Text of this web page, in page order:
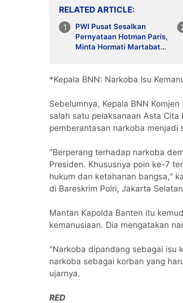
RELATED ARTICLE
PWI Pusat Sesalkan
Pernyataan Hotman Paris,
Minta Hormati Martabat
*Kepala BNN: Narkoba Isu
Sebelumnya, Kepala BNN
salah satu pelaksanaan Asta
pemberantasan narkoba menjadi
"Berperang terhadap narkoba
Presiden. Khususnya poin ke-7
hukum dan ketahanan bangsa,"
di Bareskrim Polri, Jakarta
Mantan Kapolda Banten itu
kemanusiaan. Dia mengatakan
"Narkoba dipandang sebagai isu
narkoba sebagai korban yang
ujarnya.
RED